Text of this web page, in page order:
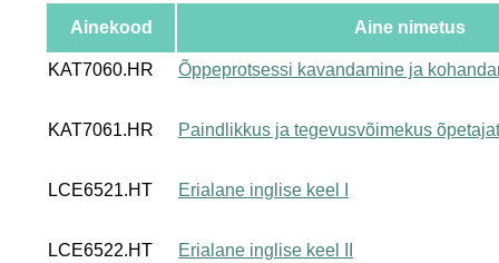
Ainekood Aine nimetus
KAT7060.HR Õppeprotsessi kavandamine ja
KAT7061.HR Paindlikkus ja tegevusvõimekus
LCE6521.HT Erialane inglise keel I
LCE6522.HT Erialane inglise keel II